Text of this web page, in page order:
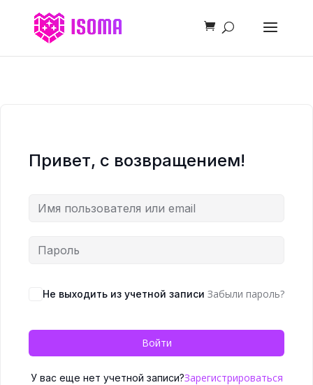
Привет, с возвращением!
Не выходить из учетной записи Забыли пароль?
Войти
У вас еще нет учетной записи?Зарегистрироваться